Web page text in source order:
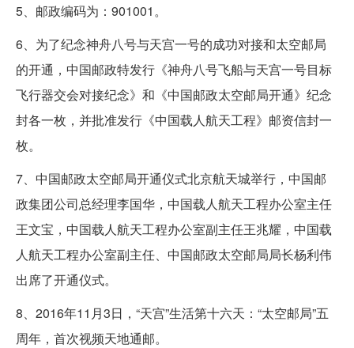
5、邮政编码为：901001。
6、为了纪念神舟八号与天宫一号的成功对接和太空邮局
的开通，中国邮政特发行《神舟八号飞船与天宫一号目标
飞行器交会对接纪念》和《中国邮政太空邮局开通》纪念
封各一枚，并批准发行《中国载人航天工程》邮资信封一
枚。
7、中国邮政太空邮局开通仪式北京航天城举行，中国邮
政集团公司总经理李国华，中国载人航天工程办公室主任
王文宝，中国载人航天工程办公室副主任王兆耀，中国载
人航天工程办公室副主任、中国邮政太空邮局局长杨利伟
出席了开通仪式。
8、2016年11月3日，“天宫”生活第十六天：“太空邮局”五
周年，首次视频天地通邮。